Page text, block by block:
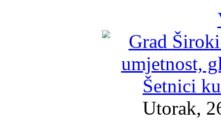
Utorak,